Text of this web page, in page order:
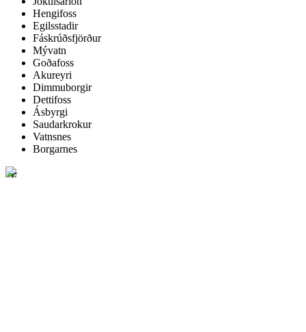
Hengifoss
Egilsstadir
Fáskrúðsfjörður
Mývatn
Goðafoss
Akureyri
Dimmuborgir
Dettifoss
Ásbyrgi
Saudarkrokur
Vatnsnes
Borgarnes